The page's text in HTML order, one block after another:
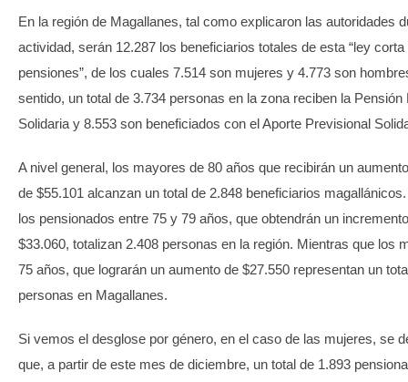
En la región de Magallanes, tal como explicaron las autoridades
actividad, serán 12.287 los beneficiarios totales de esta “ley corta
pensiones”, de los cuales 7.514 son mujeres y 4.773 son
sentido, un total de 3.734 personas en la zona reciben la Pensión
Solidaria y 8.553 son beneficiados con el Aporte Previsional
A nivel general, los mayores de 80 años que recibirán un
de $55.101 alcanzan un total de 2.848 beneficiarios
los pensionados entre 75 y 79 años, que obtendrán un
$33.060, totalizan 2.408 personas en la región. Mientras que los
75 años, que lograrán un aumento de $27.550 representan un
personas en Magallanes.
Si vemos el desglose por género, en el caso de las mujeres, se
que, a partir de este mes de diciembre, un total de 1.893